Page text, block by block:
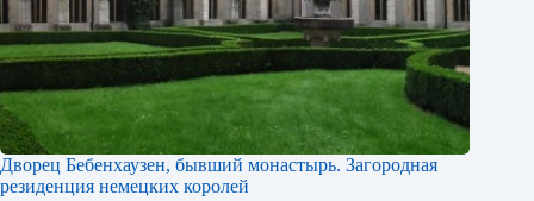
Дворец Бебенхаузен, бывший монастырь. Загородная
резиденция немецких королей